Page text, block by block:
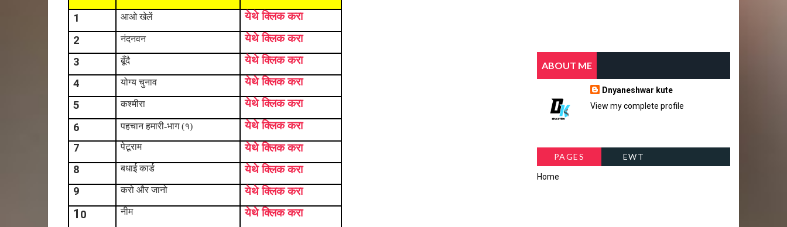
1 आओ खेलें येथे क्लिक करा
2 नंदनवन येथे क्लिक करा
3 बूँदै येथे क्लिक करा
4 योग्य चुनाव येथे क्लिक करा
5 कश्मीरा येथे क्लिक करा
6 पहचान हमारी-भाग (१) येथे क्लिक करा
7 पेटूराम येथे क्लिक करा
8 बधाई कार्ड येथे क्लिक करा
9 करो और जानो येथे क्लिक करा
1 0 नीम येथे क्लिक करा
ABOUT ME
Dnyaneshwar kute
View my complete profile
PAGES EWT
Home